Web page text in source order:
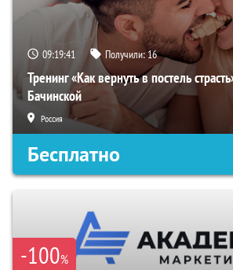
09:19:40 Получили:16
Тренинг «Как вернуть в постель
Бачинской
Россия
Бесплатно
-100%